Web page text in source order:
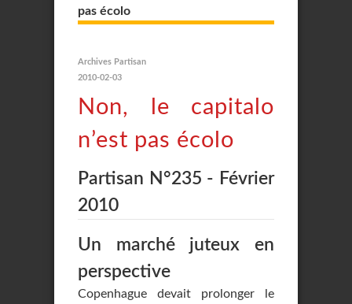
pas écolo
Archives Partisan
2010-02-03
Non, le capitalo
n’est pas écolo
Partisan N°235 - Février
2010
Un marché juteux en
perspective
Copenhague devait prolonger le